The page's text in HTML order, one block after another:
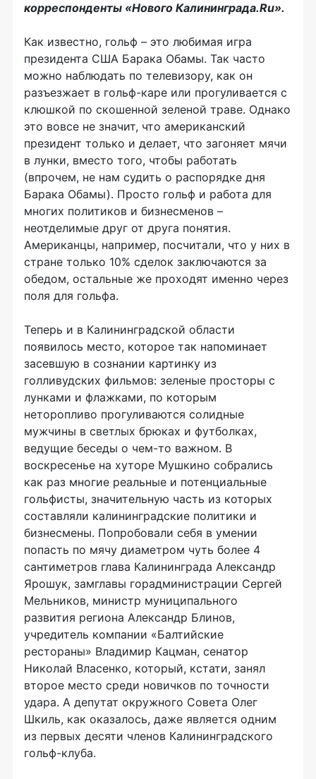
корреспонденты «Нового Калининграда.Ru».
Как известно, гольф – это любимая игра
президента США Барака Обамы. Так часто
можно наблюдать по телевизору, как он
разъезжает в гольф-каре или прогуливается с
клюшкой по скошенной зеленой траве. Однако
это вовсе не значит, что американский
президент только и делает, что загоняет мячи
в лунки, вместо того, чтобы работать
(впрочем, не нам судить о распорядке дня
Барака Обамы). Просто гольф и работа для
многих политиков и бизнесменов –
неотделимые друг от друга понятия.
Американцы, например, посчитали, что у них в
стране только 10% сделок заключаются за
обедом, остальные же проходят именно через
поля для гольфа.
Теперь и в Калининградской области
появилось место, которое так напоминает
засевшую в сознании картинку из
голливудских фильмов: зеленые просторы с
лунками и флажками, по которым
неторопливо прогуливаются солидные
мужчины в светлых брюках и футболках,
ведущие беседы о чем-то важном. В
воскресенье на хуторе Мушкино собрались
как раз многие реальные и потенциальные
гольфисты, значительную часть из которых
составляли калининградские политики и
бизнесмены. Попробовали себя в умении
попасть по мячу диаметром чуть более 4
сантиметров глава Калининграда Александр
Ярошук, замглавы горадминистрации Сергей
Мельников, министр муниципального
развития региона Александр Блинов,
учредитель компании «Балтийские
рестораны» Владимир Кацман, сенатор
Николай Власенко, который, кстати, занял
второе место среди новичков по точности
удара. А депутат окружного Совета Олег
Шкиль, как оказалось, даже является одним
из первых десяти членов Калининградского
гольф-клуба.